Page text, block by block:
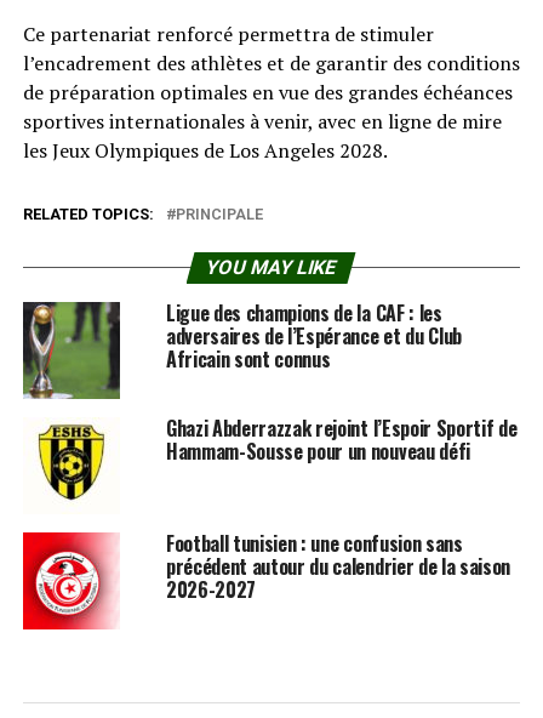
Ce partenariat renforcé permettra de stimuler
l’encadrement des athlètes et de garantir des conditions
de préparation optimales en vue des grandes échéances
sportives internationales à venir, avec en ligne de mire
les Jeux Olympiques de Los Angeles 2028.
RELATED TOPICS: PRINCIPALE
YOU MAY LIKE
Ligue des champions de la CAF : les
adversaires de l’Espérance et du Club
Africain sont connus
Ghazi Abderrazzak rejoint l’Espoir Sportif de
Hammam-Sousse pour un nouveau défi
Football tunisien : une confusion sans
précédent autour du calendrier de la saison
2026-2027